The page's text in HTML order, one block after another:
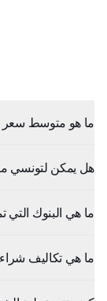
ما هو متوسط سعر
هل يمكن لتونسي
ما هي البنوك التي
ما هي تكاليف